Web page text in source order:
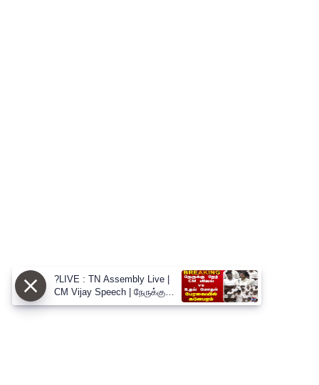
?LIVE : TN Assembly Live |
CM Vijay Speech | நேருக்கு
நேர் CM விஜய் vs உதய் மோதல்